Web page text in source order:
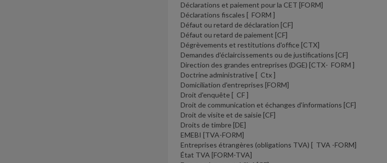
Déclarations et paiement pour la CET [FORM]
Déclarations fiscales [ FORM ]
Défaut ou retard de déclaration [CF]
Défaut ou retard de paiement [CF]
Dégrèvements et restitutions d'office [CTX]
Demandes d'éclaircissements ou de justifications [CF]
Direction des grandes entreprises (DGE) [CTX- FORM ]
Doctrine administrative [ Ctx ]
Domiciliation d'entreprises [FORM]
Droit d'enquête [ CF ]
Droit de communication et échanges d'informations [CF]
Droit de visite et de saisie [CF]
Droits de timbre [DE]
EMEBI [TVA-FORM]
Entreprises étrangères (obligations TVA) [ TVA -FORM]
État TVA [FORM-TVA]